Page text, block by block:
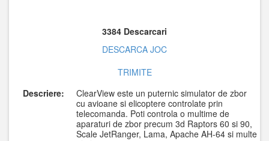
3384 Descarcari
DESCARCA JOC
TRIMITE
Descriere:
ClearView este un puternic simulator de zbor
cu avioane si elicoptere controlate prin
telecomanda. Poti controla o multime de
aparaturi de zbor precum 3d Raptors 60 si 90,
Scale JetRanger, Lama, Apache AH-64 si multe